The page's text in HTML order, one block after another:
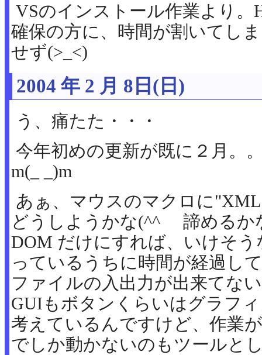
VSのインストール作業より
確保の方に、時間が割いてし
せず(>_<)
2004 年 2 月 8日(日)
う、痛たた・・・
今年初めの更新が既に２月。
m(_ _)m
あぁ、マウスのマクロに"XML
どうしようかな(^^ゞ 諦める
DOM だけにすれば、いけそ
っているうちに時間が経過し
ファイルの入出力が出来てな
GUIもボタンくらいはグラフ
考えているんですけど、作業
でしか動かないのもツールと